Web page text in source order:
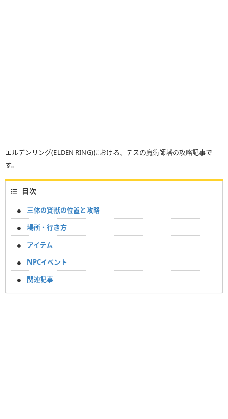
エルデンリング(ELDEN RING)における、テスの魔術師塔の攻略記事で
す。
目次
三体の賢獣の位置と攻略
場所・行き方
アイテム
NPCイベント
関連記事